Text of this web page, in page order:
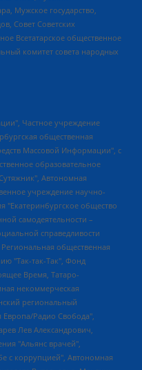
Мужское государство,
Совет Советских
Всетатарское общественное
комитет совета народных
организация Краснодарский центр современного искусства "Типография", Моргенштерн Алишер Тагирович, Соболь Любовь Эдуардовна, Общество с ограниченной ответственностью "ЛИЗА НОРМ", Каспаров Гарри Кимович, Ходорковский Михаил Борисович, Общество с ограниченной ответственностью "Апрельские тезисы", Данилович Ирина Брониславовна, Кашин Олег Владимирович, Петров Николай Владимирович, Пивоваров Алексей Владимирович, Соколов Михаил Владимирович, Цветкова Юлия Владимировна, Чичваркин Евгений Александрович, Комитет против пыток/Команда против пыток, Общество с ограниченной ответственностью "Первый научный", Общество с ограниченной ответственностью "Вертолет и ко", Белоцерковская Вероника Борисовна, Кац Максим Евгеньевич, Лазарева Татьяна Юрьевна, Шаведдинов Руслан Табризович, Яшин Илья Валерьевич, Общество с ограниченной ответственностью "Иноагент ААВ", Алешковский Дмитрий Петрович, Альбац Евгения Марковна, Быков Дмитрий Львович, Галямина Юлия Евгеньевна, Лойко Сергей Леонидович, Мартынов Кирилл Константинович, Медведев Сергей Александрович, Крашенинников Федор Геннадиевич, Гордеева Катерина Вл